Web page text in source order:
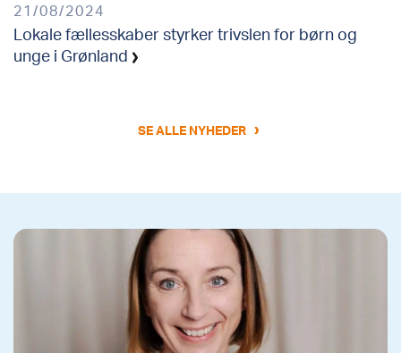
21/08/2024
Lokale fællesskaber styrker trivslen for børn og
unge i Grønland
SE ALLE NYHEDER ›